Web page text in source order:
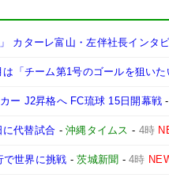
カターレ富山・左伴社長インタ
「チーム第1号のゴールを狙いた
ー J2昇格へ FC琉球 15日開幕戦-
代替試合 -沖縄タイムス - 4時
で世界に挑戦 -茨城新聞 -4時